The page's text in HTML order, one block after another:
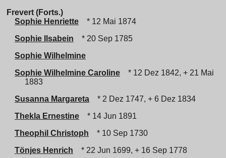
Frevert (Forts.)
Sophie Henriette
* 12 Mai 1874
Sophie Ilsabein
* 20 Sep 1785
Sophie Wilhelmine
Sophie Wilhelmine Caroline
* 12 Dez 1842, + 21 Mai
1883
Susanna Margareta
* 2 Dez 1747, + 6 Dez 1834
Thekla Ernestine
* 14 Jun 1891
Theophil Christoph
* 10 Sep 1730
Tönjes Henrich
* 22 Jun 1699, + 16 Sep 1778